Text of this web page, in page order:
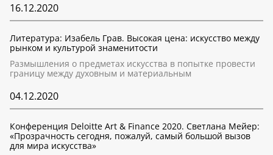
16.12.2020
Литература: Изабель Грав. Высокая цена: искусство между
рынком и культурой знаменитости
Размышления о предметах искусства в попытке провести
границу между духовным и материальным
04.12.2020
Конференция Deloitte Art & Finance 2020. Светлана Мейер:
«Прозрачность сегодня, пожалуй, самый большой вызов
для мира искусства»